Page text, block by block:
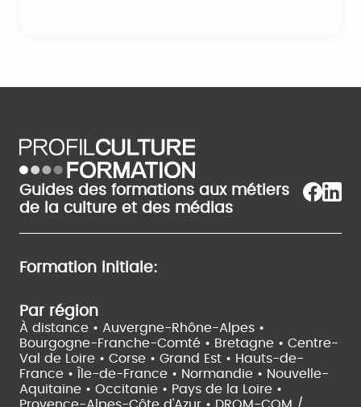
Guides des formations aux métiers
de la culture et des médias
Formation initiale:
Par région
À distance • Auvergne-Rhône-Alpes •
Bourgogne-Franche-Comté • Bretagne • Centre-
Val de Loire • Corse • Grand Est • Hauts-de-
France •
Île-de-France • Normandie • Nouvelle-
Aquitaine • Occitanie • Pays de la Loire •